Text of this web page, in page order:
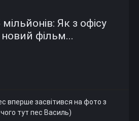
Як з офісу
фільм...
вперше засвітився на фото з
тут пес Василь)